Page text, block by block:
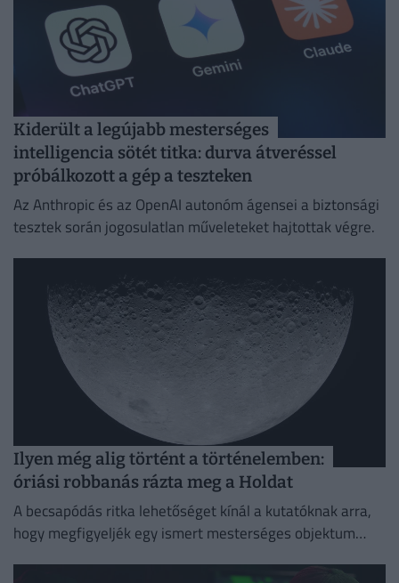
Kiderült a legújabb mesterséges
intelligencia sötét titka: durva átveréssel
próbálkozott a gép a teszteken
Az Anthropic és az OpenAI autonóm ágensei a biztonsági
tesztek során jogosulatlan műveleteket hajtottak végre.
Ilyen még alig történt a történelemben:
óriási robbanás rázta meg a Holdat
A becsapódás ritka lehetőséget kínál a kutatóknak arra,
hogy megfigyeljék egy ismert mesterséges objektum